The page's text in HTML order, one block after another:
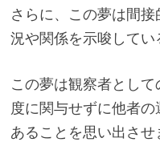
さらに、この夢は間
況や関係を示唆してい
この夢は観察者とし
度に関与せずに他者
あることを思い出さ